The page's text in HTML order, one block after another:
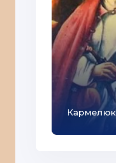
Кармелюк